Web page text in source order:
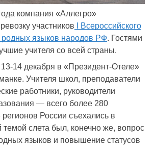
компания «Аллегро»
участников I Всероссийского
родных языков народов РФ. Гостями
учителя со всей страны.
14 декабря в «Президент-Отеле»
Учителя школ, преподаватели
работники, руководители
— всего более 280
регионов России съехались в
темой слета был, конечно же, вопрос
языков и повышение статусов